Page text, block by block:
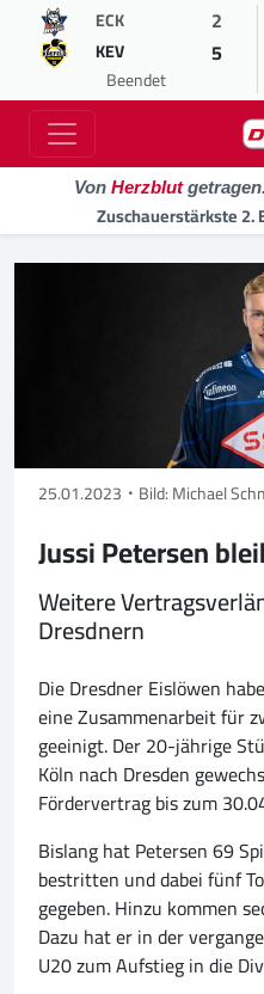
ECK 2
KEV 5
Beendet
Von Herzblut
Zuschauerstärkste 2.
25.01.2023 Bild: Michael
Jussi Petersen
Weitere
Dresdnern
Die Dresdner Eislöwen
eine Zusammenarbeit für
geeinigt. Der 20-jährige
Köln nach Dresden
Fördervertrag bis zum
Bislang hat Petersen 69
bestritten und dabei fünf
gegeben. Hinzu kommen
Dazu hat er in der
U20 zum Aufstieg in die